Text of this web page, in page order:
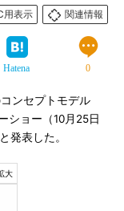
用表示
関連情報
Hatena 0
ンセプトモデル
ショー（10月25日
発表した。